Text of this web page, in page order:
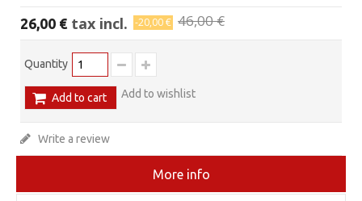
26,00 € tax incl. -20,00 € 46,00 €
Quantity
Add to cart Add to wishlist
Write a review
More info